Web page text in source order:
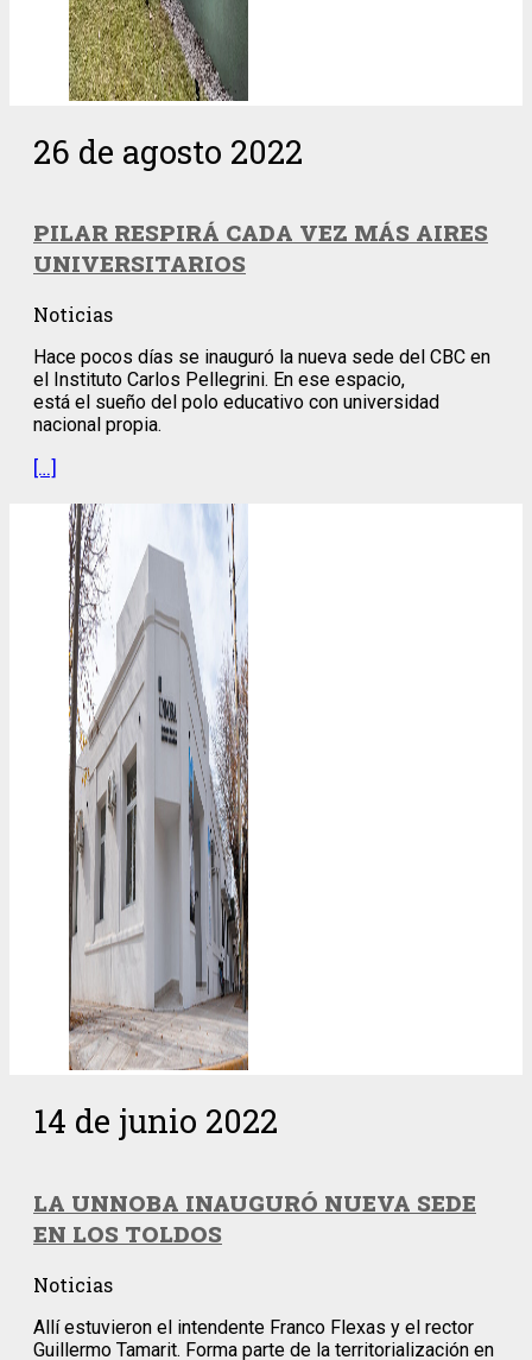
26 de agosto 2022
PILAR RESPIRÁ CADA VEZ MÁS AIRES
UNIVERSITARIOS
Noticias
Hace pocos días se inauguró la nueva sede del CBC en
el Instituto Carlos Pellegrini. En ese espacio,
está el sueño del polo educativo con universidad
nacional propia.
[…]
14 de junio 2022
LA UNNOBA INAUGURÓ NUEVA SEDE
EN LOS TOLDOS
Noticias
Allí estuvieron el intendente Franco Flexas y el rector
Guillermo Tamarit. Forma parte de la territorialización en